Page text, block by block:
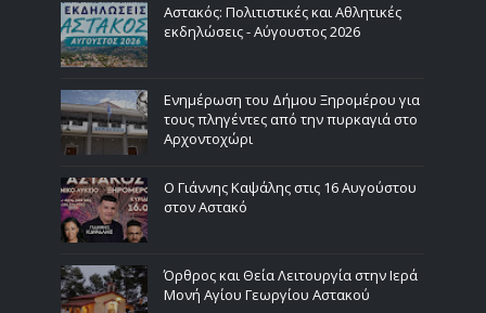
Αστακός: Πολιτιστικές και Αθλητικές
εκδηλώσεις - Αύγουστος 2026
Ενημέρωση του Δήμου Ξηρομέρου για
τους πληγέντες από την πυρκαγιά στο
Αρχοντοχώρι
Ο Γιάννης Καψάλης στις 16 Αυγούστου
στον Αστακό
Όρθρος και Θεία Λειτουργία στην Ιερά
Μονή Αγίου Γεωργίου Αστακού